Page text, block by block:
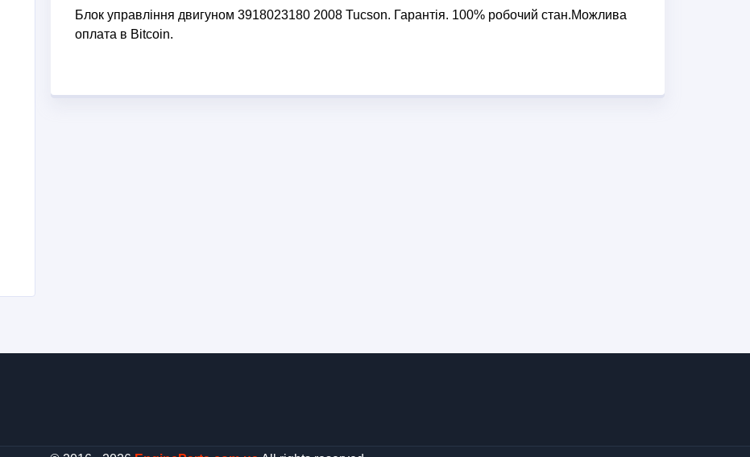
Блок управління двигуном 3918023180 2008 Tucson. Гарантія. 100% робочий стан.Можлива
оплата в Bitcoin.